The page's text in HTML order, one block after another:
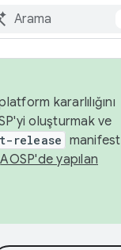
kararlılığını
oluşturmak ve
release manifest
AOSP'de yapılan